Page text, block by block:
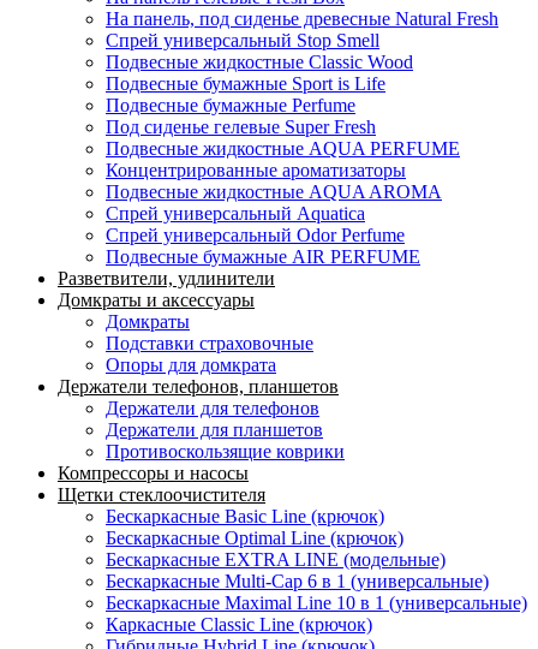
На панель, под сиденье древесные Natural Fresh
Спрей универсальный Stop Smell
Подвесные жидкостные Classic Wood
Подвесные бумажные Sport is Life
Подвесные бумажные Perfume
Под сиденье гелевые Super Fresh
Подвесные жидкостные AQUA PERFUME
Концентрированные ароматизаторы
Подвесные жидкостные AQUA AROMA
Спрей универсальный Aquatica
Спрей универсальный Odor Perfume
Подвесные бумажные AIR PERFUME
Разветвители, удлинители
Домкраты и аксессуары
Домкраты
Подставки страховочные
Опоры для домкрата
Держатели телефонов, планшетов
Держатели для телефонов
Держатели для планшетов
Противоскользящие коврики
Компрессоры и насосы
Щетки стеклоочистителя
Бескаркасные Basic Line (крючок)
Бескаркасные Optimal Line (крючок)
Бескаркасные EXTRA LINE (модельные)
Бескаркасные Multi-Cap 6 в 1 (универсальные)
Бескаркасные Maximal Line 10 в 1 (универсальные)
Каркасные Classic Line (крючок)